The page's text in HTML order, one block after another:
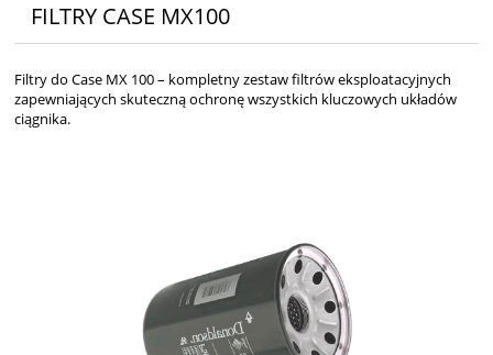
FILTRY CASE MX100
Filtry do Case MX 100 – kompletny zestaw filtrów eksploatacyjnych
zapewniających skuteczną ochronę wszystkich kluczowych układów
ciągnika.